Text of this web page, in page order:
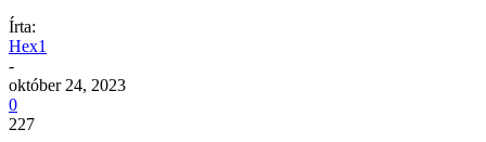
Írta:
Hex1
-
október 24, 2023
0
227